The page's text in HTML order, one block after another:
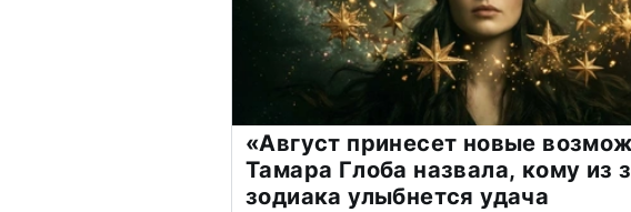
«Август принесет новые
Тамара Глоба назвала, кому из
зодиака улыбнется удача